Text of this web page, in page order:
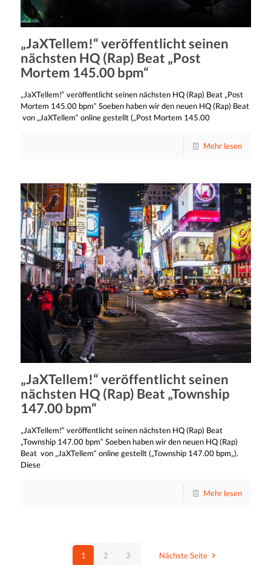
„JaXTellem!“ veröffentlicht seinen
nächsten HQ (Rap) Beat „Post
Mortem 145.00 bpm“
„JaXTellem!“ veröffentlicht seinen nächsten HQ (Rap) Beat „Post
Mortem 145.00 bpm“ Soeben haben wir den neuen HQ (Rap) Beat
von „JaXTellem“ online gestellt („Post Mortem 145.00
Mehr lesen
„JaXTellem!“ veröffentlicht seinen
nächsten HQ (Rap) Beat „Township
147.00 bpm“
„JaXTellem!“ veröffentlicht seinen nächsten HQ (Rap) Beat
„Township 147.00 bpm“ Soeben haben wir den neuen HQ (Rap)
Beat von „JaXTellem“ online gestellt („Township 147.00 bpm„).
Diese
Mehr lesen
1 2 3 Nächste Seite